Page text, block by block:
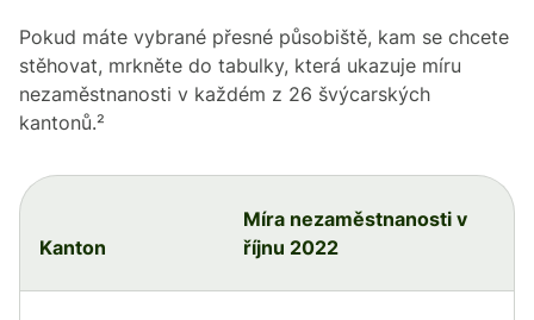
Pokud máte vybrané přesné působiště, kam se chcete
stěhovat, mrkněte do tabulky, která ukazuje míru
nezaměstnanosti v každém z 26 švýcarských
kantonů.²
Kanton
Míra nezaměstnanosti v
říjnu 2022